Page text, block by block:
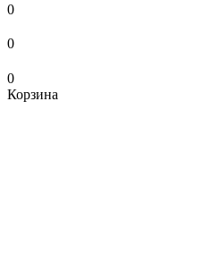
0
0
0
Корзина